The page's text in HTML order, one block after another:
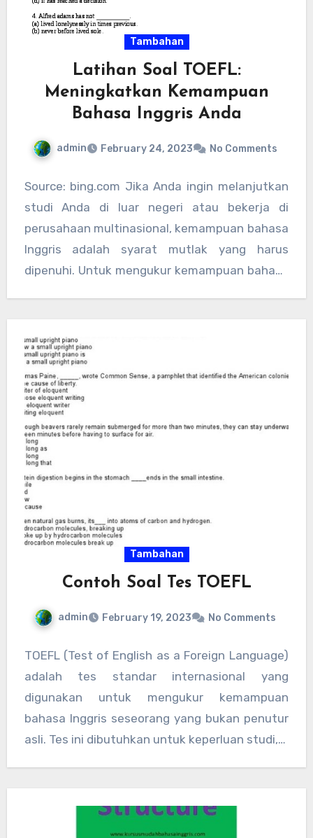
Tambahan
Latihan Soal TOEFL:
Meningkatkan Kemampuan
Bahasa Inggris Anda
admin February 24, 2023 No Comments
Source: bing.com Jika Anda ingin melanjutkan
studi Anda di luar negeri atau bekerja di
perusahaan multinasional, kemampuan bahasa
Inggris adalah syarat mutlak yang harus
dipenuhi. Untuk mengukur kemampuan bahasa
Tambahan
Contoh Soal Tes TOEFL
admin February 19, 2023 No Comments
TOEFL (Test of English as a Foreign Language)
adalah tes standar internasional yang
digunakan untuk mengukur kemampuan
bahasa Inggris seseorang yang bukan penutur
asli. Tes ini dibutuhkan untuk keperluan studi,…